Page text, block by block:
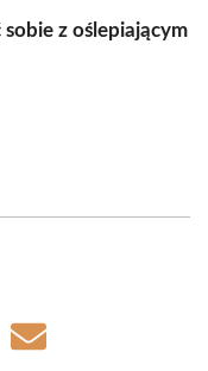
z oślepiającym
Share